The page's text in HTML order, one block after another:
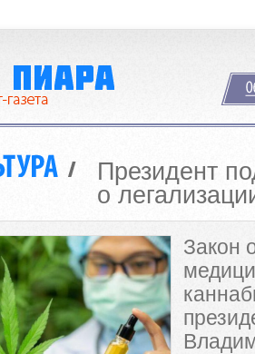
Президент
о
Закон